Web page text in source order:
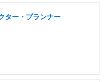
ター・プランナー